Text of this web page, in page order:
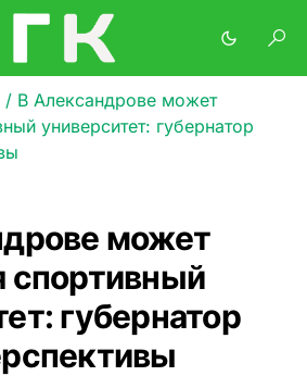
/ В Александрове может
университет: губернатор
может
спортивный
губернатор